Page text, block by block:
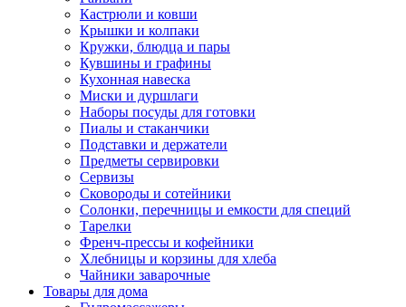
Кастрюли и ковши
Крышки и колпаки
Кружки, блюдца и пары
Кувшины и графины
Кухонная навеска
Миски и дуршлаги
Наборы посуды для готовки
Пиалы и стаканчики
Подставки и держатели
Предметы сервировки
Сервизы
Сковороды и сотейники
Солонки, перечницы и емкости для специй
Тарелки
Френч-прессы и кофейники
Хлебницы и корзины для хлеба
Чайники заварочные
Товары для дома